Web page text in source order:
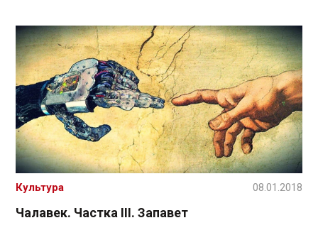
Чалавек. Частка ІІІ. Запавет
Культура 08.01.2018